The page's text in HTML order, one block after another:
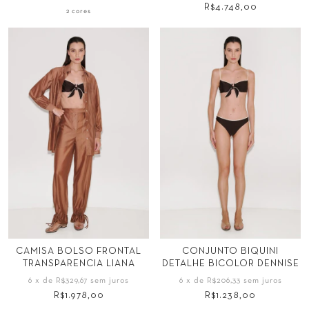
2 cores R$4.748,00
Tamanho
34 36 38 40
CAMISA BOLSO FRONTAL
TRANSPARENCIA LIANA
6 x de R$329,67 sem juros
R$1.978,00
Tamanho
PP P M G
GG 34 36 38
CONJUNTO BIQUINI
DETALHE BICOLOR DENNISE
6 x de R$206,33 sem juros
R$1.238,00